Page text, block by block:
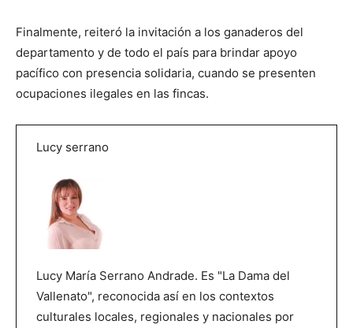
Finalmente, reiteró la invitación a los ganaderos del
departamento y de todo el país para brindar apoyo
pacífico con presencia solidaria, cuando se presenten
ocupaciones ilegales en las fincas.
Lucy serrano
Lucy María Serrano Andrade. Es "La Dama del
Vallenato", reconocida así en los contextos
culturales locales, regionales y nacionales por